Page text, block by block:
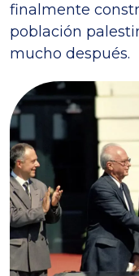
finalmente
población
mucho después.